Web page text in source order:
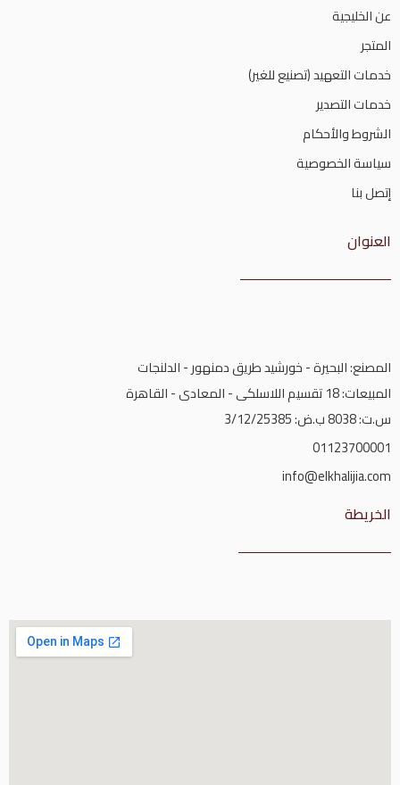
عن الخليجية
المتجر
خدمات التعهيد (تصنيع للغير)
خدمات التصدير
الشروط والأحكام
سياسة الخصوصية
إتصل بنا
العنوان
المصنع: البحيرة - خورشيد طريق دمنهور - الدلنجات
المبيعات: 18 تقسيم اللاسلكى - المعادى - القاهرة
س.ت: 8038 ب.ض: 3/12/25385
01123700001
info@elkhalijia.com
الخريطة